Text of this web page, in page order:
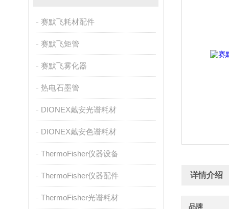
赛默飞耗材配件
赛默飞矩管
赛默飞雾化器
热电石墨管
DIONEX戴安光谱耗材
DIONEX戴安色谱耗材
ThermoFisher仪器设备
ThermoFisher仪器配件
ThermoFisher光谱耗材
详情介绍
品牌